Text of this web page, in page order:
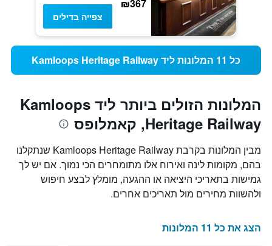
₪367
צפייה בדילים
כל 11 המלונות ליד Kamloops Heritage Railway
המלונות הזולים ביותר ליד Kamloops
Heritage Railway, קאמלופס
מבין המלונות בקרבת Kamloops Heritage Railway שנתקלנו
בהם, מקומות לינה ואירוח אלו מתומחרים הכי נמוך. אם יש לך
גמישות בתאריכי היציאה או ההגעה, מומלץ לבצע חיפוש
ולהשוות מחירים מול תאריכים אחרים.
הצג את כל 11 המלונות